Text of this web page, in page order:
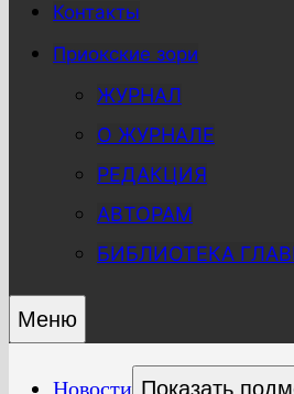
Контакты
Приокские зори
ЖУРНАЛ
О ЖУРНАЛЕ
РЕДАКЦИЯ
АВТОРАМ
БИБЛИОТЕКА
Меню
Новости Показать